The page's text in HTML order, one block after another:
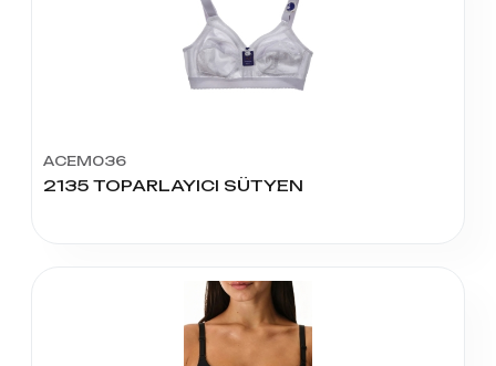
ACEM036
2135 TOPARLAYICI SÜTYEN